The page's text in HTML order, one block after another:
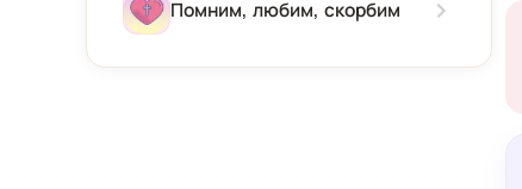
Помним, любим, скорбим